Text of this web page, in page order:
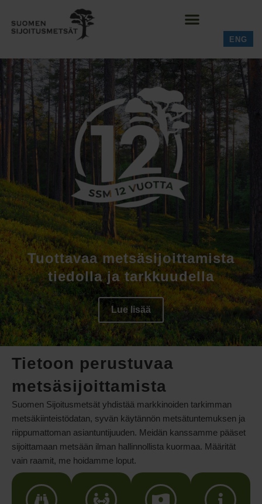
ENG
Tuottavaa metsäsijoittamista
tiedolla ja tarkkuudella
Lue lisää
Tietoon perustuvaa
metsäsijoittamista
Suomen Sijoitusmetsät yhdistää markkinoiden tarkimman
metsäkiinteistödatan, syvän käytännön metsätuntemuksen ja
riippumattoman asiantuntijuuden. Meidän kanssamme pääset
sijoittamaan metsään ilman hallinnollista kuormaa. Määrität
vain raamit, me hoidamme loput.